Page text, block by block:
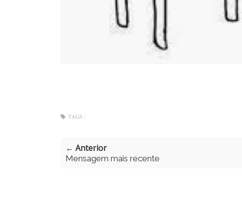
TAGS :
← Anterior
Mensagem mais recente